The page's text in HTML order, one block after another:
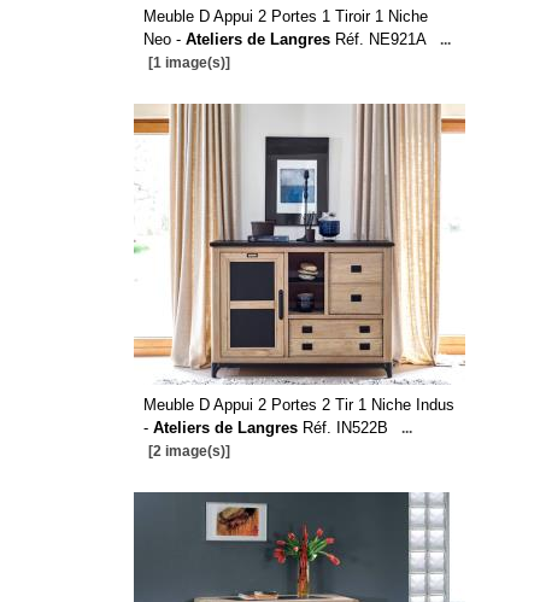
Meuble D Appui 2 Portes 1 Tiroir 1 Niche
Neo - Ateliers de LangresRéf. NE921A
...
[1 image(s)]
Meuble D Appui 2 Portes 2 Tir 1 Niche Indus
- Ateliers de LangresRéf. IN522B
...
[2 image(s)]